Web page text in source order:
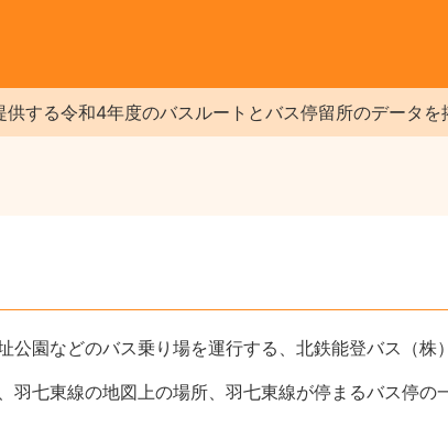
する令和4年度のバスルートとバス停留所のデータを
公園などのバス乗り場を運行する、北鉄能登バス（株
羽七東線の地図上の場所、羽七東線が停まるバス停の